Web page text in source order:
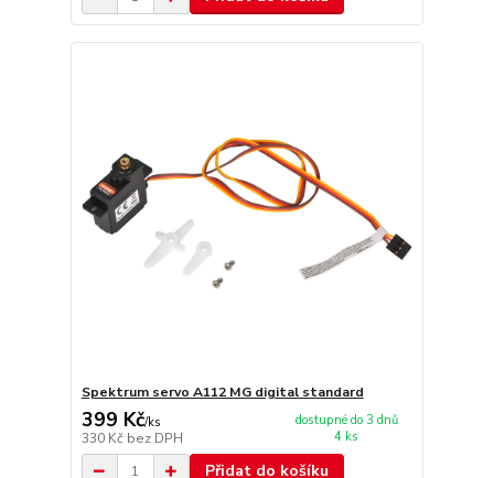
Spektrum servo A112 MG digital standard
399 Kč/ks
330 Kč bez DPH
dostupné do 3 dnů
4 ks
Přidat do košíku